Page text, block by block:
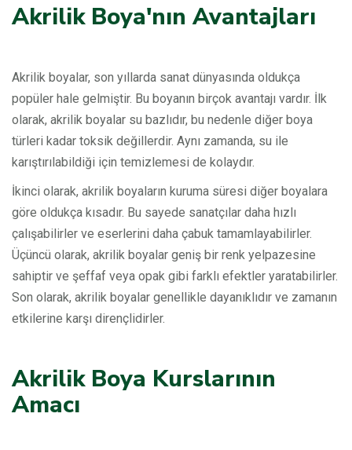
Akrilik Boya'nın Avantajları
Akrilik boyalar, son yıllarda sanat dünyasında oldukça
popüler hale gelmiştir. Bu boyanın birçok avantajı vardır. İlk
olarak, akrilik boyalar su bazlıdır, bu nedenle diğer boya
türleri kadar toksik değillerdir. Aynı zamanda, su ile
karıştırılabildiği için temizlemesi de kolaydır.
İkinci olarak, akrilik boyaların kuruma süresi diğer boyalara
göre oldukça kısadır. Bu sayede sanatçılar daha hızlı
çalışabilirler ve eserlerini daha çabuk tamamlayabilirler.
Üçüncü olarak, akrilik boyalar geniş bir renk yelpazesine
sahiptir ve şeffaf veya opak gibi farklı efektler yaratabilirler.
Son olarak, akrilik boyalar genellikle dayanıklıdır ve zamanın
etkilerine karşı dirençlidirler.
Akrilik Boya Kurslarının
Amacı